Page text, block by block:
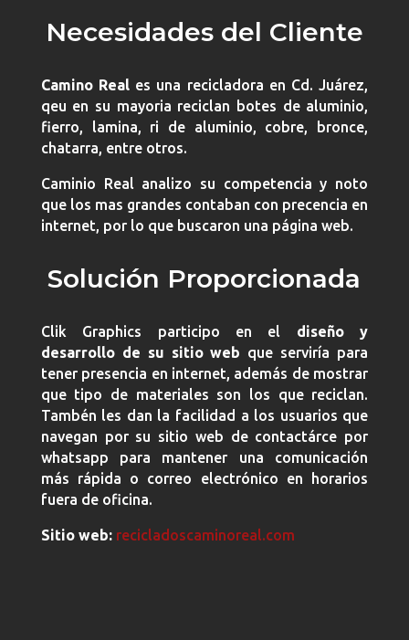
Necesidades del Cliente
Camino Real es una recicladora en Cd. Juárez,
qeu en su mayoria reciclan botes de aluminio,
fierro, lamina, ri de aluminio, cobre, bronce,
chatarra, entre otros.
Caminio Real analizo su competencia y noto
que los mas grandes contaban con precencia en
internet, por lo que buscaron una página web.
Solución Proporcionada
Clik Graphics participo en el diseño y
desarrollo de su sitio web que serviría para
tener presencia en internet, además de mostrar
que tipo de materiales son los que reciclan.
Tambén les dan la facilidad a los usuarios que
navegan por su sitio web de contactárce por
whatsapp para mantener una comunicación
más rápida o correo electrónico en horarios
fuera de oficina.
Sitio web: recicladoscaminoreal.com